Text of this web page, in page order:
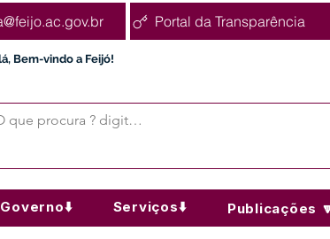
Portal da Transparência
Bem-vindo a Feijó!
Serviços⬇️ Publicações